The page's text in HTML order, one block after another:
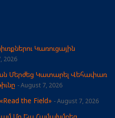
Կառուցային
2026
Մերժեց Կատարել Վեհափառ
August 7, 2026
the Field» August 7, 2026